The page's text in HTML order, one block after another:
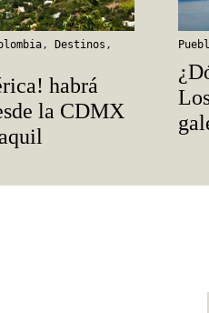
, Destinos ,
habrá
la CDMX